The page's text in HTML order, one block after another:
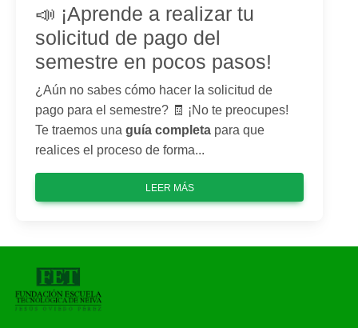
📣 ¡Aprende a realizar tu
solicitud de pago del
semestre en pocos pasos!
¿Aún no sabes cómo hacer la solicitud de
pago para el semestre? 🧾 ¡No te preocupes!
Te traemos una guía completa para que
realices el proceso de forma...
LEER MÁS